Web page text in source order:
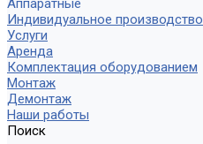
Аппаратные
Индивидуальное производство
Услуги
Аренда
Комплектация оборудованием
Монтаж
Демонтаж
Наши работы
Поиск